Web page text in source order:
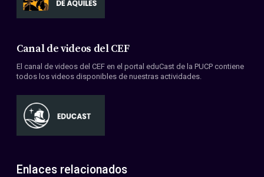
Canal de videos del CEF
El canal de videos del CEF en el portal eduCast de la PUCP contiene
todos los videos disponibles de nuestras actividades.
Enlaces relacionados